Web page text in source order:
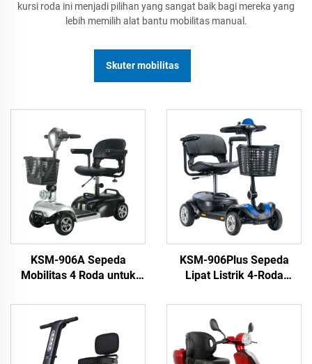
kursi roda ini menjadi pilihan yang sangat baik bagi mereka yang
lebih memilih alat bantu mobilitas manual.
Skuter mobilitas
KSM-906A Sepeda
Mobilitas 4 Roda untuk
oleh Orang Tua dan
Penyandang Disabilitas
KSM-906Plus Sepeda
Lipat Listrik 4-Roda
Lebar dan Mesin 500W
untuk Kaum Lanjut Usia